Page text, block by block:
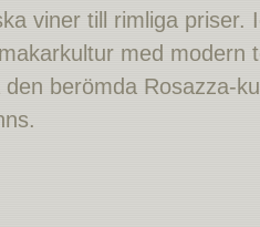
viner till rimliga priser.
med modern
berömda Rosazza-